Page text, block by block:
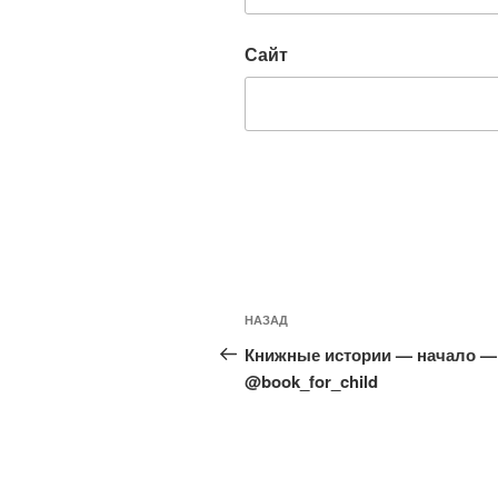
Сайт
Навигация
по
записям
Предыдущая
запись:
НАЗАД
Книжные истории — начало —
@book_for_child